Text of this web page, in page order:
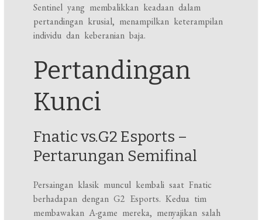
Sentinel yang membalikkan keadaan dalam
pertandingan krusial, menampilkan keterampilan
individu dan keberanian baja.
Pertandingan
Kunci
Fnatic vs.G2 Esports –
Pertarungan Semifinal
Persaingan klasik muncul kembali saat Fnatic
berhadapan dengan G2 Esports. Kedua tim
membawakan A-game mereka, menyajikan salah